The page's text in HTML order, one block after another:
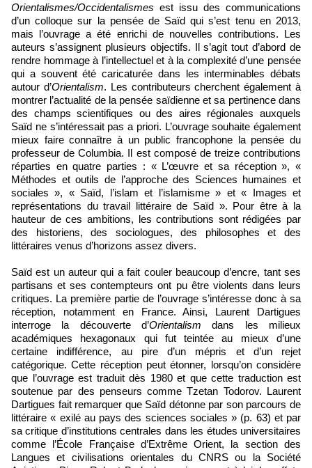
Orientalismes/Occidentalismes est issu des communications
d’un colloque sur la pensée de Saïd qui s’est tenu en 2013,
mais l’ouvrage a été enrichi de nouvelles contributions. Les
auteurs s’assignent plusieurs objectifs. Il s’agit tout d’abord de
rendre hommage à l’intellectuel et à la complexité d’une pensée
qui a souvent été caricaturée dans les interminables débats
autour d’Orientalism. Les contributeurs cherchent également à
montrer l’actualité de la pensée saïdienne et sa pertinence dans
des champs scientifiques ou des aires régionales auxquels
Saïd ne s’intéressait pas a priori. L’ouvrage souhaite également
mieux faire connaître à un public francophone la pensée du
professeur de Columbia. Il est composé de treize contributions
réparties en quatre parties : « L’œuvre et sa réception », «
Méthodes et outils de l’approche des Sciences humaines et
sociales », « Saïd, l’islam et l’islamisme » et « Images et
représentations du travail littéraire de Saïd ». Pour être à la
hauteur de ces ambitions, les contributions sont rédigées par
des historiens, des sociologues, des philosophes et des
littéraires venus d’horizons assez divers.
Saïd est un auteur qui a fait couler beaucoup d’encre, tant ses
partisans et ses contempteurs ont pu être violents dans leurs
critiques. La première partie de l’ouvrage s’intéresse donc à sa
réception, notamment en France. Ainsi, Laurent Dartigues
interroge la découverte d’Orientalism dans les milieux
académiques hexagonaux qui fut teintée au mieux d’une
certaine indifférence, au pire d’un mépris et d’un rejet
catégorique. Cette réception peut étonner, lorsqu’on considère
que l’ouvrage est traduit dès 1980 et que cette traduction est
soutenue par des penseurs comme Tzetan Todorov. Laurent
Dartigues fait remarquer que Saïd détonne par son parcours de
littéraire « exilé au pays des sciences sociales » (p. 63) et par
sa critique d’institutions centrales dans les études universitaires
comme l’École Française d’Extrême Orient, la section des
Langues et civilisations orientales du CNRS ou la Société